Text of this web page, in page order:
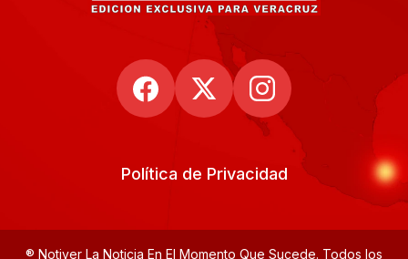
Política de Privacidad
® Notiver La Noticia En El Momento Que Sucede. Todos los